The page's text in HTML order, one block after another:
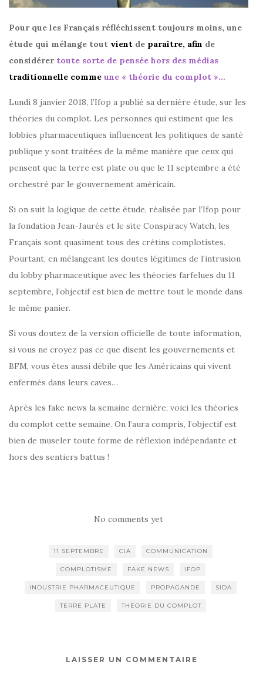
Pour que les Français réfléchissent toujours moins, une
étude qui mélange tout vient de paraître, afin de
considérertoute sorte de pensée hors des médias
traditionnelle comme une « théorie du complot »…
Lundi 8 janvier 2018, l’Ifop a publié sa dernière étude, sur les
théories du complot. Les personnes qui estiment que les
lobbies pharmaceutiques influencent les politiques de santé
publique y sont traitées de la même manière que ceux qui
pensent que la terre est plate ou que le 11 septembre a été
orchestré par le gouvernement américain.
Si on suit la logique de cette étude, réalisée par l’Ifop pour
la fondation Jean-Jaurès et le site Conspiracy Watch, les
Français sont quasiment tous des crétins complotistes.
Pourtant, en mélangeant les doutes légitimes de l’intrusion
du lobby pharmaceutique avec les théories farfelues du 11
septembre, l’objectif est bien de mettre tout le monde dans
le même panier.
Si vous doutez de la version officielle de toute information,
si vous ne croyez pas ce que disent les gouvernements et
BFM, vous êtes aussi débile que les Américains qui vivent
enfermés dans leurs caves…
Après les fake news la semaine dernière, voici les théories
du complot cette semaine. On l’aura compris, l’objectif est
bien de museler toute forme de réflexion indépendante et
hors des sentiers battus !
No comments yet
11 SEPTEMBRE CIA COMMUNICATION
COMPLOTISME FAKE NEWS IFOP
INDUSTRIE PHARMACEUTIQUE PROPAGANDE SIDA
TERRE PLATE THÉORIE DU COMPLOT
LAISSER UN COMMENTAIRE